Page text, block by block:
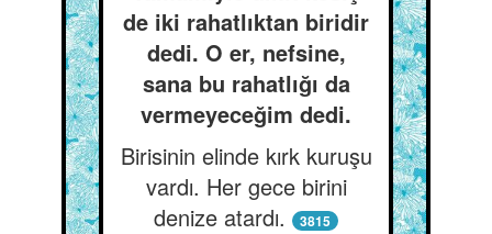
de iki rahatlıktan biridir
dedi. O er, nefsine,
sana bu rahatlığı da
vermeyeceğim dedi.
Birisinin elinde kırk kuruşu
vardı. Her gece birini
denize atardı.
3815